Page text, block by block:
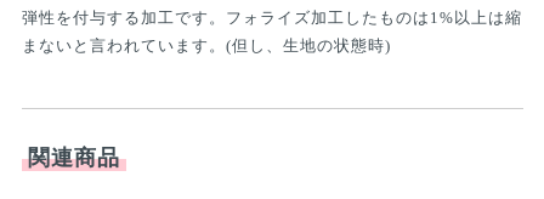
弾性を付与する加工です。フォライズ加工したものは1%以上は縮
まないと言われています。(但し、生地の状態時)
関連商品